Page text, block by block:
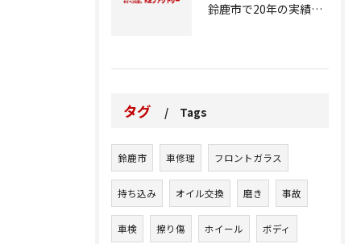
鈴鹿市で20年の実績が語る車修理のこだわり
タグ Tags
鈴鹿市 車修理 フロントガラス
持ち込み オイル交換 磨き 事故
車検 擦り傷 ホイール ボディ